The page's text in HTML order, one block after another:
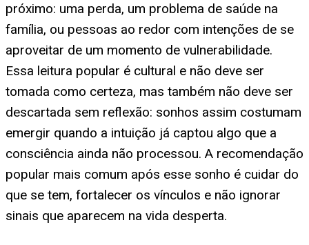
próximo: uma perda, um problema de saúde na
família, ou pessoas ao redor com intenções de se
aproveitar de um momento de vulnerabilidade.
Essa leitura popular é cultural e não deve ser
tomada como certeza, mas também não deve ser
descartada sem reflexão: sonhos assim costumam
emergir quando a intuição já captou algo que a
consciência ainda não processou. A recomendação
popular mais comum após esse sonho é cuidar do
que se tem, fortalecer os vínculos e não ignorar
sinais que aparecem na vida desperta.